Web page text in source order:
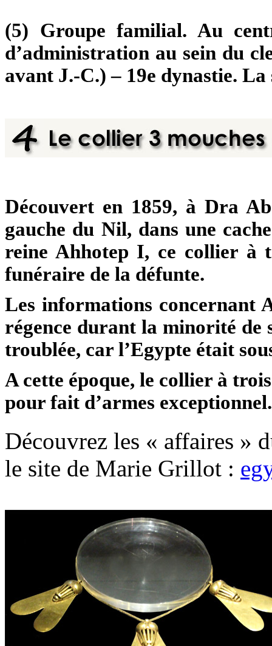
(5) Groupe familial. Au
d’administration au sein du
avant J.-C.) – 19e dynastie.
Découvert en 1859, à Dra
gauche du Nil, dans une
reine Ahhotep I, ce collier à
funéraire de la défunte.
Les informations concernant
régence durant la minorité de
troublée, car l’Egypte était
A cette époque, le collier à
pour fait d’armes exceptionnel.
Découvrez les « affaires »
le site de Marie Grillot :